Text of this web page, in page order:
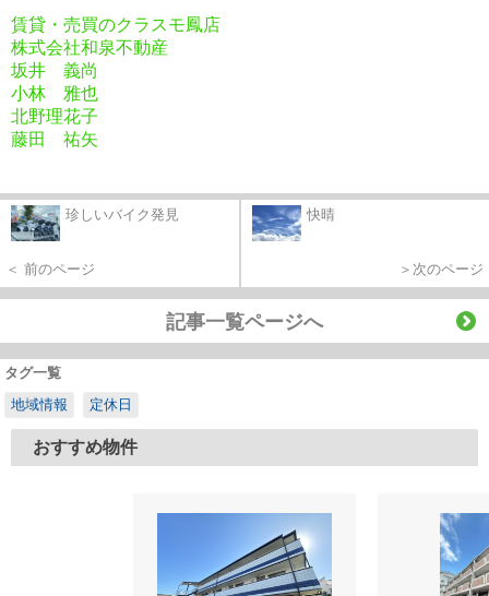
賃貸・売買のクラスモ鳳店
株式会社和泉不動産
坂井 義尚
小林 雅也
北野理花子
藤田 祐矢
珍しいバイク発見
＜ 前のページ
快晴
＞次のページ
記事一覧ページへ
タグ一覧
地域情報
定休日
おすすめ物件